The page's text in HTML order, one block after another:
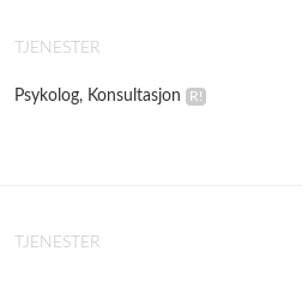
TJENESTER
Psykolog, Konsultasjon
TJENESTER